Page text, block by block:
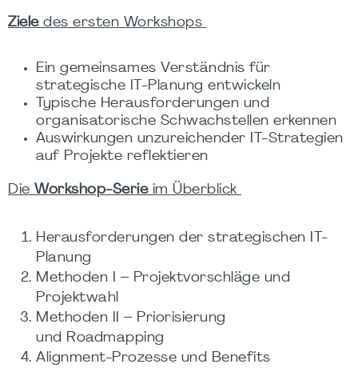
Ziele des ersten Workshops
Ein gemeinsames Verständnis für
strategische IT-Planung entwickeln
Typische Herausforderungen und
organisatorische Schwachstellen erkennen
Auswirkungen unzureichender IT-Strategien
auf Projekte reflektieren
Die Workshop-Serieim Überblick
Herausforderungen der strategischen IT-
Planung
Methoden I – Projektvorschläge und
Projektwahl
Methoden II – Priorisierung
und Roadmapping
Alignment-Prozesse und Benefits